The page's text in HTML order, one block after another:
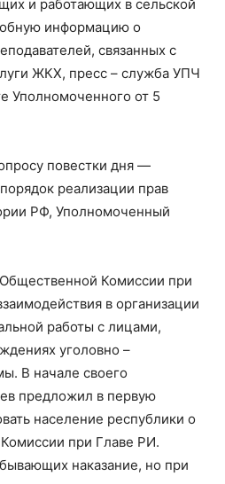
и работающих в сельской
информацию о
связанных с
ЖКХ, пресс – служба УПЧ
Уполномоченного от 5
повестки дня —
реализации прав
РФ, Уполномоченный
Комиссии при
в организации
работы с лицами,
уголовно –
В начале своего
предложил в первую
население республики о
при Главе РИ.
наказание, но при